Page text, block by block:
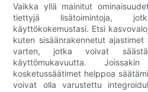
Vaikka yllä mainitut
tiettyjä lisätoimintoja,
käyttökokemustasi. Etsi
kuten sisäänrakennetut
varten, jotka voivat
käyttömukavuutta.
kosketussäätimet helppoa
voivat olla varustettu